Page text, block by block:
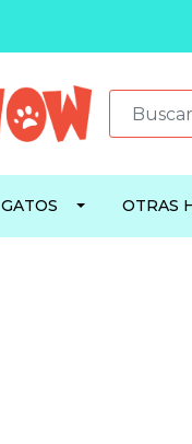
GATOS OTRAS